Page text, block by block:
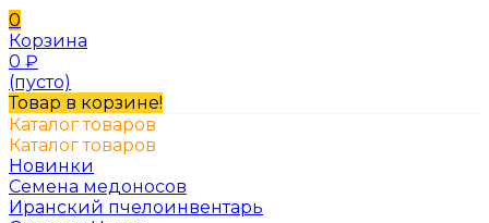
0
Корзина
0 ₽
(пусто)
Товар в корзине!
Каталог товаров
Каталог товаров
Новинки
Семена медоносов
Иранский пчелоинвентарь